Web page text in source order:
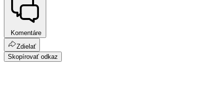
Komentáre
Zdielať
Skopírovať odkaz